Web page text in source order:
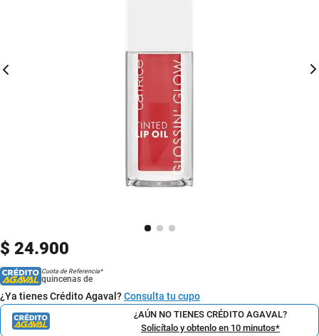
$ 24.900
Cuota de Referencia*
quincenas de
¿Ya tienes Crédito Agaval?Consulta tu cupo
¿AÚN NO TIENES CRÉDITO AGAVAL?
Solicítalo y obtenlo en 10 minutos*